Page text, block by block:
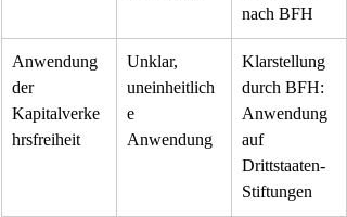
nach BFH
Anwendung
der
Kapitalverke
hrsfreiheit
Unklar,
uneinheitlich
e
Anwendung
Klarstellung
durch BFH:
Anwendung
auf
Drittstaaten-
Stiftungen